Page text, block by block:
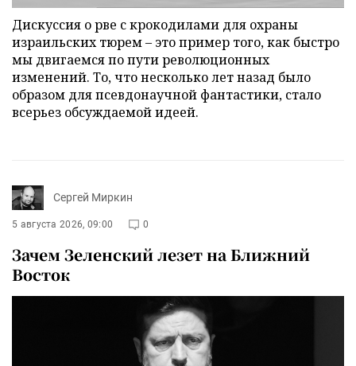
Дискуссия о рве с крокодилами для охраны
израильских тюрем – это пример того, как быстро
мы двигаемся по пути революционных
изменений. То, что несколько лет назад было
образом для псевдонаучной фантастики, стало
всерьез обсуждаемой идеей.
Сергей Миркин
5 августа 2026, 09:00 0
Зачем Зеленский лезет на Ближний
Восток